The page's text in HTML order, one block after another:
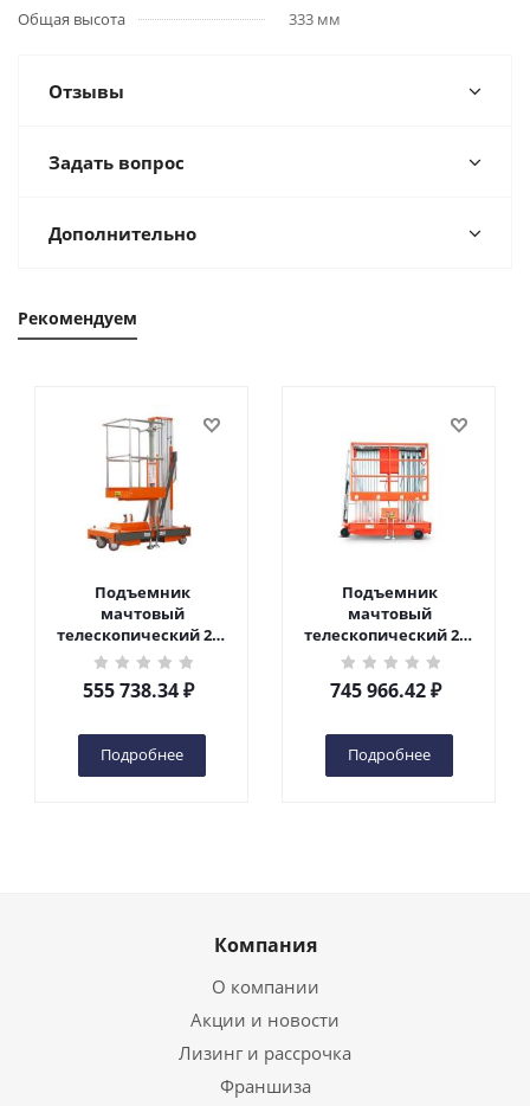
Общая высота
333 мм
Отзывы
Задать вопрос
Дополнительно
Рекомендуем
Подъемник
мачтовый
телескопический 200
кг 6 м TOR GTWY6-200S
DC 2-мачтовый
(автономный) (G) в
555 738.34₽
Подробнее
Подъемник
мачтовый
телескопический 200
кг 10 м TOR GTWY10-
200S DC 2-мачтовый
(автономный) (N) в
745 966.42₽
Подробнее
Компания
О компании
Акции и новости
Лизинг и рассрочка
Франшиза